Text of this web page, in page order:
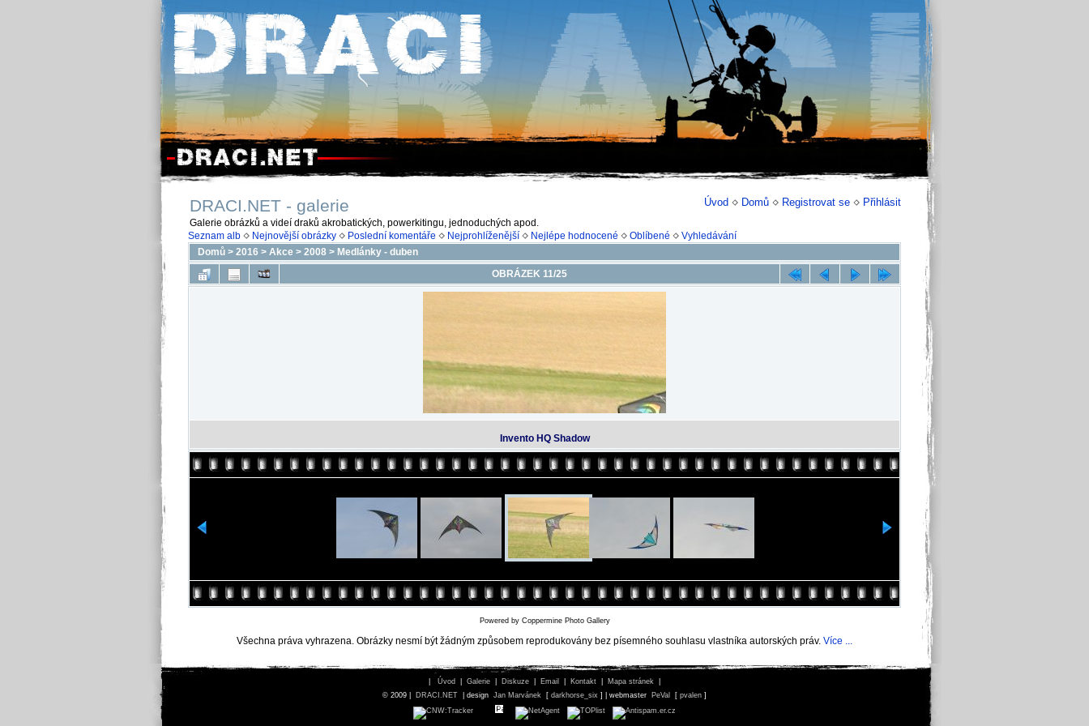
Úvod Domů Registrovat se Přihlásit
DRACI.NET - galerie
Galerie obrázků a videí draků akrobatických, powerkitingu, jednoduchých apod.
Seznam alb
Nejnovější obrázky Poslední komentáře Nejprohlíženější Nejlépe hodnocené Oblíbené
Vyhledávání
Domů > 2016 > Akce > 2008 > Medlánky - duben
OBRÁZEK 11/25
Invento HQ Shadow
Powered by Coppermine Photo Gallery
Všechna práva vyhrazena. Obrázky nesmí být žádným způsobem reprodukovány bez písemného souhlasu vlastníka autorských práv. Více ...
Úvod Galerie Diskuze Email Kontakt Mapa stránek
© 2009 |
DRACI.NET | design Jan Marvánek [ darkhorse_six ] | webmaster PeVal [ pvalen ]